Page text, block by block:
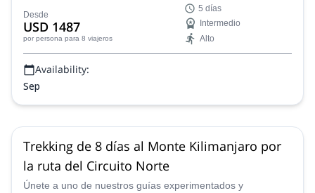
Marangu.
Desde
USD 1487
por persona para 8 viajeros
5 días
Intermedio
Alto
Availability:
Sep
Trekking de 8 días al Monte Kilimanjaro por
la ruta del Circuito Norte
Únete a uno de nuestros guías experimentados y